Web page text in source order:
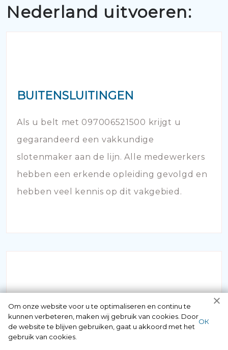
Nederland uitvoeren:
BUITENSLUITINGEN
Als u belt met 097006521500 krijgt u
gegarandeerd een vakkundige
slotenmaker aan de lijn. Alle medewerkers
hebben een erkende opleiding gevolgd en
hebben veel kennis op dit vakgebied.
SLOT KAPOT
Staat u voor de deur maar bent u uw
Om onze website voor u te optimaliseren en continu te
kunnen verbeteren, maken wij gebruik van cookies. Door
de website te blijven gebruiken, gaat u akkoord met het
gebruik van cookies.
ОК